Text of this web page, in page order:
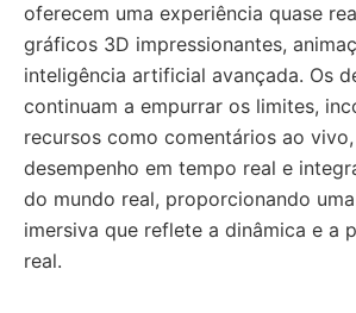
oferecem uma experiência quase
gráficos 3D impressionantes,
inteligência artificial avançada. Os
continuam a empurrar os limites,
recursos como comentários ao
desempenho em tempo real e
do mundo real, proporcionando
imersiva que reflete a dinâmica e a
real.